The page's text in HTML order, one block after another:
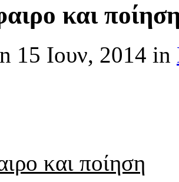
και
15 Ιουν, 2014 in
και ποίηση